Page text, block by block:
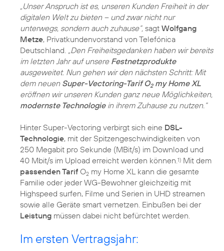
„Unser Anspruch ist es, unseren Kunden Freiheit in der
digitalen Welt zu bieten – und zwar nicht nur
unterwegs, sondern auch zuhause“, sagt Wolfgang
Metze, Privatkundenvorstand von Telefónica
Deutschland.
„Den Freiheitsgedanken haben wir bereits
im letzten Jahr auf unsere Festnetzprodukte
ausgeweitet. Nun gehen wir den nächsten Schritt: Mit
dem neuen Super-Vectoring-Tarif O2my Home XL
eröffnen wir unseren Kunden ganz neue Möglichkeiten,
modernste Technologiein ihrem Zuhause zu nutzen.“
Hinter Super-Vectoring verbirgt sich eine DSL-
Technologie, mit der Spitzengeschwindigkeiten von
250 Megabit pro Sekunde (MBit/s) im Download und
40 Mbit/s im Upload erreicht werden können. 1) Mit dem
passenden Tarif O2 my Home XL kann die gesamte
Familie oder jeder WG-Bewohner gleichzeitig mit
Highspeed surfen, Filme und Serien in UHD streamen
sowie alle Geräte smart vernetzen. Einbußen bei der
Leistung müssen dabei nicht befürchtet werden.
Im ersten Vertragsjahr: